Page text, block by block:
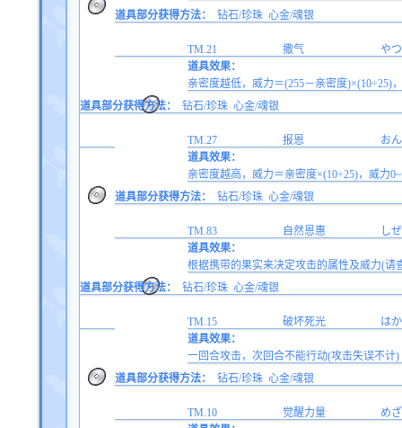
道具部分获得方法：
钻石/珍珠 心金/魂银
TM.21 撒气
や
道具效果：
亲密度越低，威力＝(255－亲密度)×(10÷25)
道具部分获得方法：
钻石/珍珠 心金/魂银
TM.27 报恩
お
道具效果：
亲密度越高，威力＝亲密度×(10÷25)，威力
道具部分获得方法：
钻石/珍珠 心金/魂银
TM.83 自然恩惠
し
道具效果：
根据携带的果实来决定攻击的属性及威力(请
道具部分获得方法：
钻石/珍珠 心金/魂银
TM.15 破坏死光
は
道具效果：
一回合攻击，次回合不能行动(攻击失误不计)
道具部分获得方法：
钻石/珍珠 心金/魂银
TM.10 觉醒力量
め